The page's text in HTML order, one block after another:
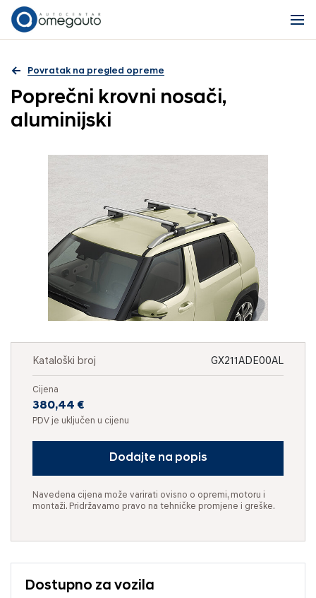
Povratak na pregled opreme
Poprečni krovni nosači,
aluminijski
Kataloški broj GX211ADE00AL
Cijena
380,44 €
PDV je uključen u cijenu
Dodajte na popis
Navedena cijena može varirati ovisno o opremi, motoru i
montaži. Pridržavamo pravo na tehničke promjene i greške.
Dostupno za vozila